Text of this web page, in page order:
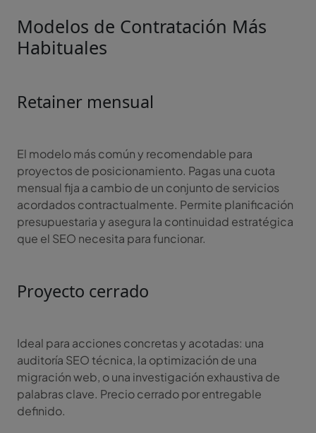
Modelos de Contratación Más
Habituales
Retainer mensual
El modelo más común y recomendable para
proyectos de posicionamiento. Pagas una cuota
mensual fija a cambio de un conjunto de servicios
acordados contractualmente. Permite planificación
presupuestaria y asegura la continuidad estratégica
que el SEO necesita para funcionar.
Proyecto cerrado
Ideal para acciones concretas y acotadas: una
auditoría SEO técnica, la optimización de una
migración web, o una investigación exhaustiva de
palabras clave. Precio cerrado por entregable
definido.